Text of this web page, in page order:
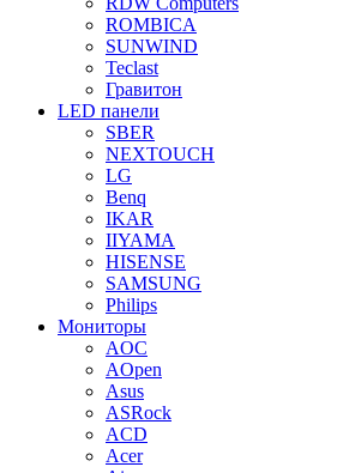
ROMBICA
SUNWIND
Teclast
Гравитон
LED панели
SBER
NEXTOUCH
LG
Benq
IKAR
IIYAMA
HISENSE
SAMSUNG
Philips
Мониторы
AOC
AOpen
Asus
ASRock
ACD
Acer